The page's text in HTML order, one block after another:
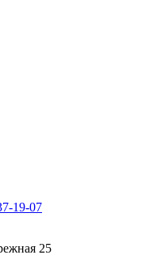
19-07
25